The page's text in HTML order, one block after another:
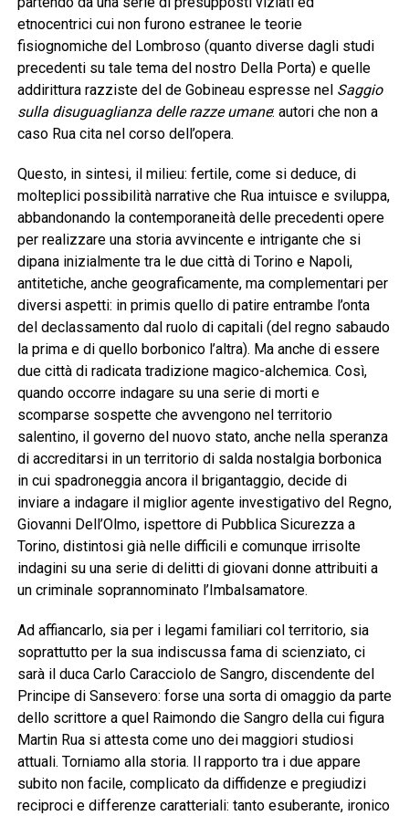
etnocentrici cui non furono estranee le teorie
fisiognomiche del Lombroso (quanto diverse dagli studi
precedenti su tale tema del nostro Della Porta) e quelle
addirittura razziste del de Gobineau espresse nel Saggio
sulla disuguaglianza delle razze umane: autori che non a
caso Rua cita nel corso dell’opera.
Questo, in sintesi, il milieu: fertile, come si deduce, di
molteplici possibilità narrative che Rua intuisce e sviluppa,
abbandonando la contemporaneità delle precedenti opere
per realizzare una storia avvincente e intrigante che si
dipana inizialmente tra le due città di Torino e Napoli,
antitetiche, anche geograficamente, ma complementari per
diversi aspetti: in primis quello di patire entrambe l’onta
del declassamento dal ruolo di capitali (del regno sabaudo
la prima e di quello borbonico l’altra). Ma anche di essere
due città di radicata tradizione magico-alchemica. Così,
quando occorre indagare su una serie di morti e
scomparse sospette che avvengono nel territorio
salentino, il governo del nuovo stato, anche nella speranza
di accreditarsi in un territorio di salda nostalgia borbonica
in cui spadroneggia ancora il brigantaggio, decide di
inviare a indagare il miglior agente investigativo del Regno,
Giovanni Dell’Olmo, ispettore di Pubblica Sicurezza a
Torino, distintosi già nelle difficili e comunque irrisolte
indagini su una serie di delitti di giovani donne attribuiti a
un criminale soprannominato l’Imbalsamatore.
Ad affiancarlo, sia per i legami familiari col territorio, sia
soprattutto per la sua indiscussa fama di scienziato, ci
sarà il duca Carlo Caracciolo de Sangro, discendente del
Principe di Sansevero: forse una sorta di omaggio da parte
dello scrittore a quel Raimondo die Sangro della cui figura
Martin Rua si attesta come uno dei maggiori studiosi
attuali. Torniamo alla storia. Il rapporto tra i due appare
subito non facile, complicato da diffidenze e pregiudizi
reciproci e differenze caratteriali: tanto esuberante, ironico